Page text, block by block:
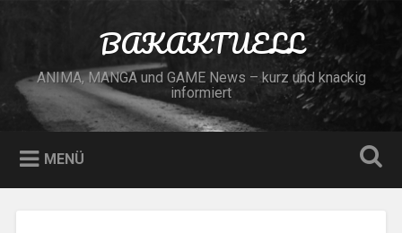
BAKAKTUELL
ANIMA, MANGA und GAME News – kurz und knackig
informiert
MENÜ